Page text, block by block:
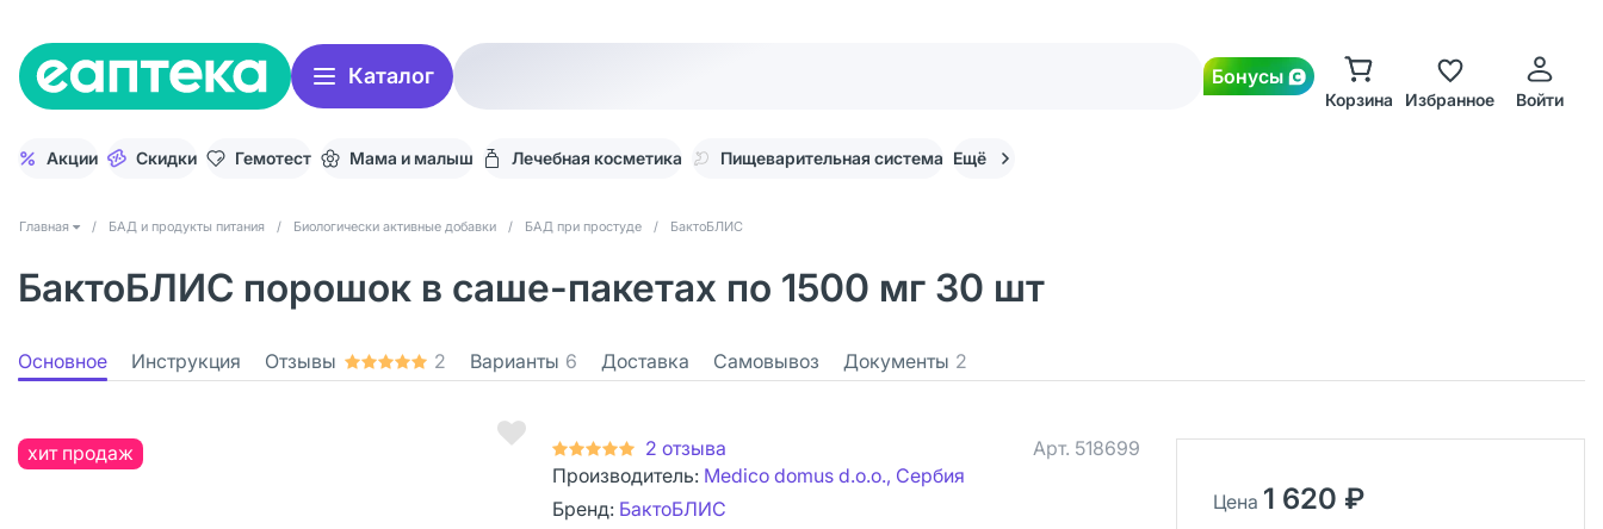
Каталог Бонусы
Корзина Избранное Войти
Акции Скидки Гемотест Мама и малыш Лечебная косметика Пищеварительная система Ещё
Главная / БАД и продукты питания / Биологически активные добавки / БАД при простуде / БактоБЛИС
БактоБЛИС порошок в саше-пакетах по 1500 мг 30 шт
Основное Инструкция Отзывы 2 Варианты 6 Доставка Самовывоз Документы 2
хит продаж 2 отзыва Арт. 518699
Производитель: Medico domus d.o.o., Сербия
Бренд: БактоБЛИС
Цена 1 620 ₽